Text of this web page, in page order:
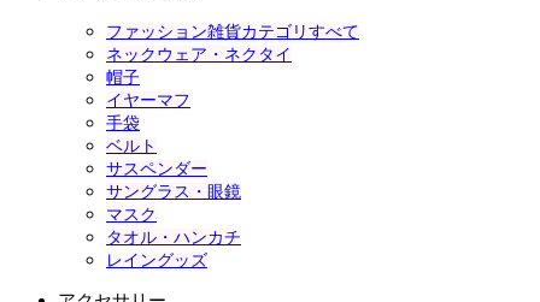
ファッション雑貨カテゴリすべて
ネックウェア・ネクタイ
帽子
イヤーマフ
手袋
ベルト
サスペンダー
サングラス・眼鏡
マスク
タオル・ハンカチ
レイングッズ